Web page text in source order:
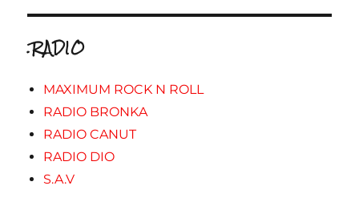
.RADIO
MAXIMUM ROCK N ROLL
RADIO BRONKA
RADIO CANUT
RADIO DIO
S.A.V